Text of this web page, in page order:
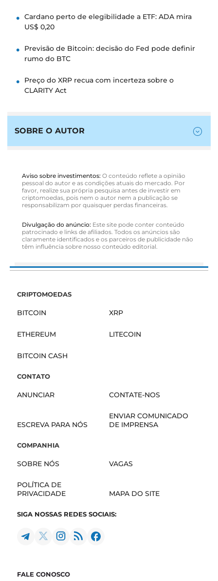
Cardano perto de elegibilidade a ETF: ADA mira
US$ 0,20
Previsão de Bitcoin: decisão do Fed pode definir
rumo do BTC
Preço do XRP recua com incerteza sobre o
CLARITY Act
SOBRE O AUTOR
Aviso sobre investimentos: O conteúdo reflete a opinião
pessoal do autor e as condições atuais do mercado. Por
favor, realize sua própria pesquisa antes de investir em
criptomoedas, pois nem o autor nem a publicação se
responsabilizam por quaisquer perdas financeiras.
Divulgação do anúncio: Este site pode conter conteúdo
patrocinado e links de afiliados. Todos os anúncios são
claramente identificados e os parceiros de publicidade não
têm influência sobre nosso conteúdo editorial.
CRIPTOMOEDAS
BITCOIN XRP
ETHEREUM LITECOIN
BITCOIN CASH
CONTATO
ANUNCIAR CONTATE-NOS
ESCREVA PARA NÓS
ENVIAR COMUNICADO
DE IMPRENSA
COMPANHIA
SOBRE NÓS VAGAS
POLÍTICA DE
PRIVACIDADE
MAPA DO SITE
SIGA NOSSAS REDES SOCIAIS:
FALE CONOSCO